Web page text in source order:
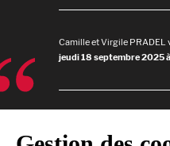
Camille et Virgile PRADEL
jeudi 18 septembre 2025